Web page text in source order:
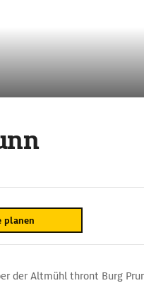
planen
der Altmühl thront Burg